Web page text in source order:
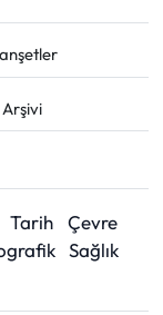
Tarih
Çevre
Sağlık